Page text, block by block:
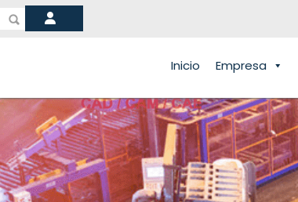
Inicio Empresa